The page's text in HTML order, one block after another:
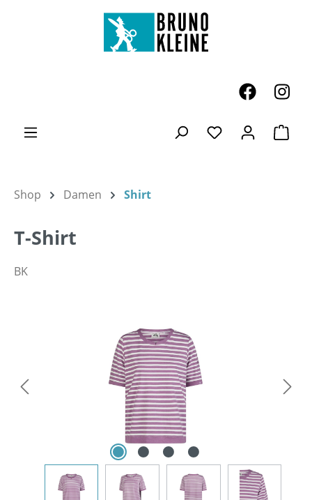
Zum Hauptinhalt springen
Du hast 0
Shop Damen Shirt
T-Shirt
BK